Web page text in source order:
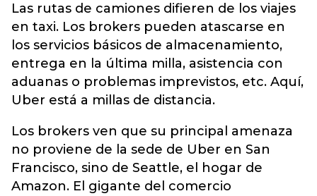
Las rutas de camiones difieren de los viajes
en taxi. Los brokers pueden atascarse en
los servicios básicos de almacenamiento,
entrega en la última milla, asistencia con
aduanas o problemas imprevistos, etc. Aquí,
Uber está a millas de distancia.
Los brokers ven que su principal amenaza
no proviene de la sede de Uber en San
Francisco, sino de Seattle, el hogar de
Amazon. El gigante del comercio